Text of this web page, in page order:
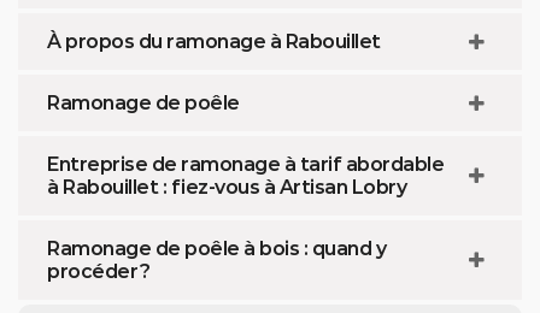
À propos du ramonage à Rabouillet
Ramonage de poêle
Entreprise de ramonage à tarif abordable
à Rabouillet : fiez-vous à Artisan Lobry
Ramonage de poêle à bois : quand y
procéder ?